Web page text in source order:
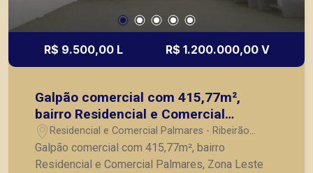
R$ 9.500,00 L R$ 1.200.000,00 V
Galpão comercial com 415,77m²,
bairro Residencial e Comercial
Palmares, Zona Leste de Ribeirão
Preto/SP.
Residencial e Comercial Palmares - Ribeirão
Preto/SP
Galpão comercial com 415,77m², bairro
Residencial e Comercial Palmares, Zona Leste